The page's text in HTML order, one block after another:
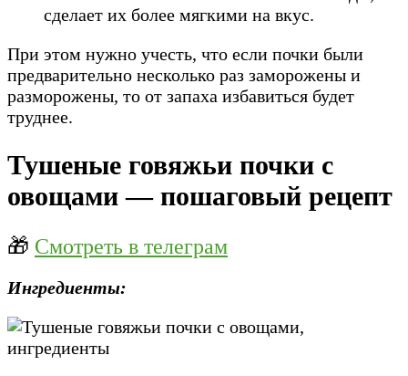
сделает их более мягкими на вкус.
При этом нужно учесть, что если почки были
предварительно несколько раз заморожены и
разморожены, то от запаха избавиться будет
труднее.
Тушеные говяжьи почки с
овощами — пошаговый рецепт
🎁 Смотреть в телеграм
Ингредиенты: